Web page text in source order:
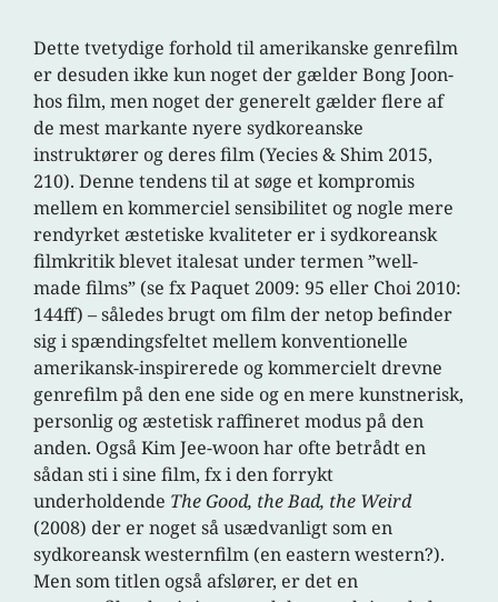
Dette tvetydige forhold til amerikanske genrefilm
er desuden ikke kun noget der gælder Bong Joon-
hos film, men noget der generelt gælder flere af
de mest markante nyere sydkoreanske
instruktører og deres film (Yecies & Shim 2015,
210). Denne tendens til at søge et kompromis
mellem en kommerciel sensibilitet og nogle mere
rendyrket æstetiske kvaliteter er i sydkoreansk
filmkritik blevet italesat under termen ”well-
made films” (se fx Paquet 2009: 95 eller Choi 2010:
144ff) – således brugt om film der netop befinder
sig i spændingsfeltet mellem konventionelle
amerikansk-inspirerede og kommercielt drevne
genrefilm på den ene side og en mere kunstnerisk,
personlig og æstetisk raffineret modus på den
anden. Også Kim Jee-woon har ofte betrådt en
sådan sti i sine film, fx i den forrykt
underholdende The Good, the Bad, the Weird
(2008) der er noget så usædvanligt som en
sydkoreansk westernfilm (en eastern western?).
Men som titlen også afslører, er det en